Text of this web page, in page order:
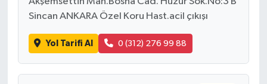
Sincan ANKARA Özel Koru Hast.acil çıkışı
Yol Tarifi Al 0 (312) 276 99 88